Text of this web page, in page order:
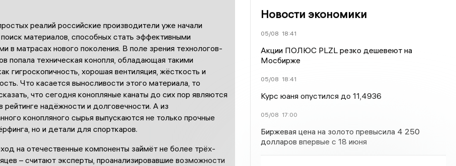
реалий российские производители уже начали
материалов, способных стать эффективными
в матрасах нового поколения. В поле зрения технологов-
попала техническая конопля, обладающая такими
гигроскопичность, хорошая вентиляция, жёсткость и
Что касается выносливости этого материала, то
что сегодня конопляные канаты до сих пор являются
рейтинге надёжности и долговечности. А из
конопляного сырья выпускаются не только прочные
но и детали для спорткаров.
на отечественные компоненты займёт не более трёх-
– считают эксперты, проанализировавшие возможности
Новости экономики
05/08 18:41
Акции ПОЛЮС PLZL резко дешевеют на
Мосбирже
05/08 18:41
Курс юаня опустился до 11,4936
05/08 17:00
Биржевая цена на золото превысила 4 250
долларов впервые с 18 июня